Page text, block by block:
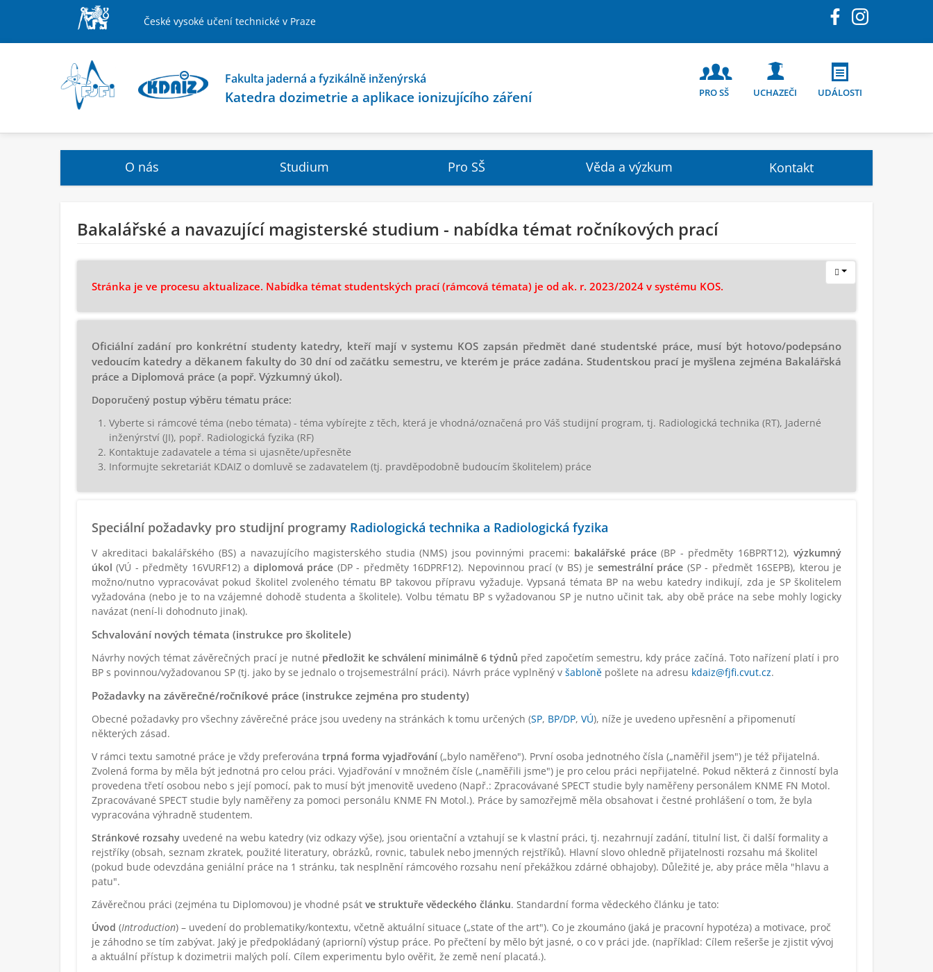
České vysoké učení technické v Praze
Fakulta jaderná a fyzikálně inženýrská
Katedra dozimetrie a aplikace ionizujícího záření PRO SŠ UCHAZEČI UDÁLOSTI
O nás Studium Pro SŠ Věda a výzkum Kontakt
Bakalářské a navazující magisterské studium - nabídka témat ročníkových prací
Stránka je ve procesu aktualizace. Nabídka témat studentských prací (rámcová témata) je od ak. r. 2023/2024 v systému KOS.
Oficiální zadání pro konkrétní studenty katedry, kteří mají v systemu KOS zapsán předmět dané studentské práce, musí být hotovo/podepsáno
vedoucím katedry a děkanem fakulty do 30 dní od začátku semestru, ve kterém je práce zadána. Studentskou prací je myšlena zejména Bakalářská
práce a Diplomová práce (a popř. Výzkumný úkol).
Doporučený postup výběru tématu práce:
Vyberte si rámcové téma (nebo témata) - téma vybírejte z těch, která je vhodná/označená pro Váš studijní program, tj. Radiologická technika (RT), Jaderné
inženýrství (JI), popř. Radiologická fyzika (RF)
Kontaktuje zadavatele a téma si ujasněte/upřesněte
Informujte sekretariát KDAIZ o domluvě se zadavatelem (tj. pravděpodobně budoucím školitelem) práce
Speciální požadavky pro studijní programy Radiologická technika a Radiologická fyzika
V akreditaci bakalářského (BS) a navazujícího magisterského studia (NMS) jsou povinnými pracemi: bakalářské práce(BP - předměty 16BPRT12), výzkumný
úkol (VÚ - předměty 16VURF12) a diplomová práce (DP - předměty 16DPRF12). Nepovinnou prací (v BS) je semestrální práce (SP - předmět 16SEPB), kterou je
možno/nutno vypracovávat pokud školitel zvoleného tématu BP takovou přípravu vyžaduje. Vypsaná témata BP na webu katedry indikují, zda je SP školitelem
vyžadována (nebo je to na vzájemné dohodě studenta a školitele). Volbu tématu BP s vyžadovanou SP je nutno učinit tak, aby obě práce na sebe mohly logicky
navázat (není-li dohodnuto jinak).
Schvalování nových témata (instrukce pro školitele)
Návrhy nových témat závěrečných prací je nutné předložit ke schválení minimálně 6 týdnů před započetím semestru, kdy práce začíná. Toto nařízení platí i pro
BP s povinnou/vyžadovanou SP (tj. jako by se jednalo o trojsemestrální práci). Návrh práce vyplněný v šabloně pošlete na adresu kdaiz@fjfi.cvut.cz.
Požadavky na závěrečné/ročníkové práce (instrukce zejména pro studenty)
Obecné požadavky pro všechny závěrečné práce jsou uvedeny na stránkách k tomu určených (SP, BP/DP, VÚ), níže je uvedeno upřesnění a připomenutí
některých zásad.
V rámci textu samotné práce je vždy preferována trpná forma vyjadřování („bylo naměřeno"). První osoba jednotného čísla („naměřil jsem") je též přijatelná.
Zvolená forma by měla být jednotná pro celou práci. Vyjadřování v množném čísle („naměřili jsme") je pro celou práci nepřijatelné. Pokud některá z činností byla
provedena třetí osobou nebo s její pomocí, pak to musí být jmenovitě uvedeno (Např.: Zpracovávané SPECT studie byly naměřeny personálem KNME FN Motol.
Zpracovávané SPECT studie byly naměřeny za pomoci personálu KNME FN Motol.). Práce by samozřejmě měla obsahovat i čestné prohlášení o tom, že byla
vypracována výhradně studentem.
Stránkové rozsahy uvedené na webu katedry (viz odkazy výše), jsou orientační a vztahují se k vlastní práci, tj. nezahrnují zadání, titulní list, či další formality a
rejstříky (obsah, seznam zkratek, použité literatury, obrázků, rovnic, tabulek nebo jmenných rejstříků). Hlavní slovo ohledně přijatelnosti rozsahu má školitel
(pokud bude odevzdána geniální práce na 1 stránku, tak nesplnění rámcového rozsahu není překážkou zdárné obhajoby). Důležité je, aby práce měla "hlavu a
patu".
Závěrečnou práci (zejména tu Diplomovou) je vhodné psát ve struktuře vědeckého článku. Standardní forma vědeckého článku je tato:
Úvod (Introduction) – uvedení do problematiky/kontextu, včetně aktuální situace („state of the art"). Co je zkoumáno (jaká je pracovní hypotéza) a motivace, proč
je záhodno se tím zabývat. Jaký je předpokládaný (apriorní) výstup práce. Po přečtení by mělo být jasné, o co v práci jde. (například: Cílem rešerše je zjistit vývoj
a aktuální přístup k dozimetrii malých polí. Cílem experimentu bylo ověřit, že země není placatá.).